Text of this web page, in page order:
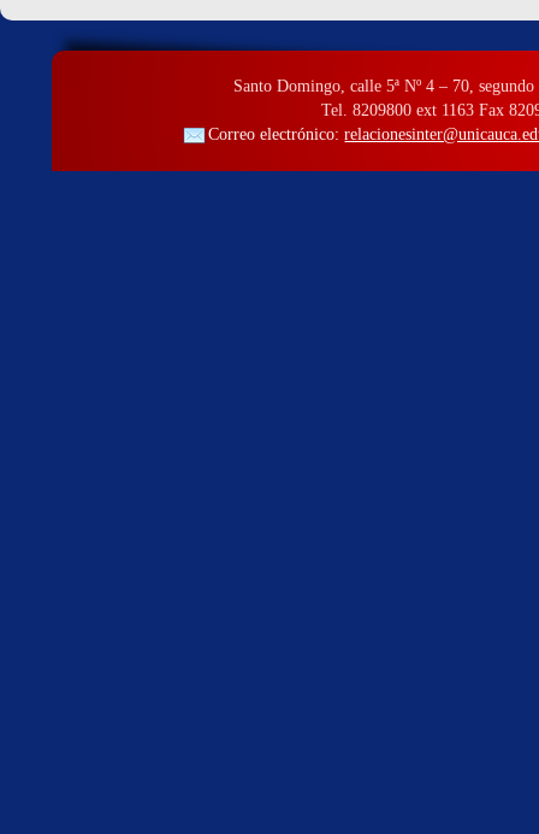
Santo Domingo, calle 5ª Nº 4 – 70, segundo
Tel. 8209800 ext 1163 Fax
Correo electrónico: